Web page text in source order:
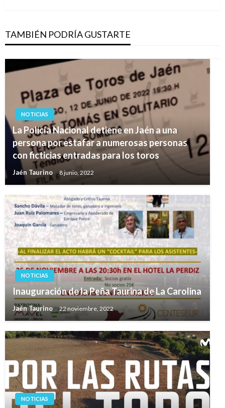
TAMBIÉN PODRÍA GUSTARTE
NOTICIAS
La Policía Nacional detiene en Jaén a una
persona por estafar a numerosas personas
con ficticias entradas para los toros
Jaén Taurino 8 junio, 2022
NOTICIAS
Inauguración de la Peña Taurina de La Carolina
Jaén Taurino 22 noviembre, 2022
NOTICIAS